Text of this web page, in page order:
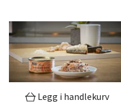
Legg i handlekurv